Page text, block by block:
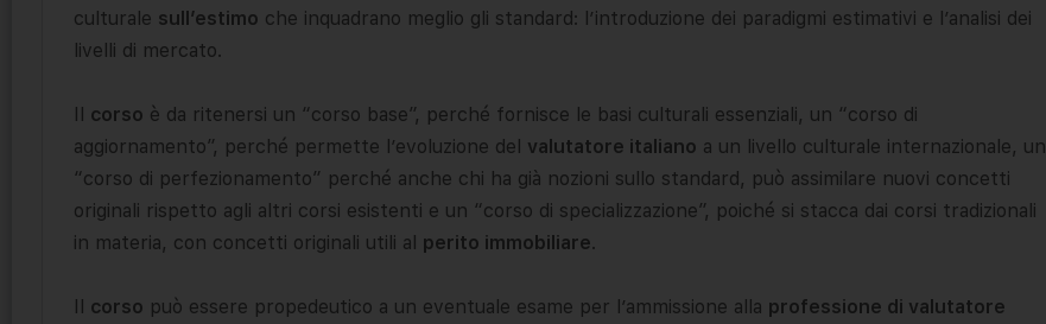
culturale sull’estimo che inquadrano meglio gli standard: l’introduzione dei paradigmi estimativi e l’analisi dei
livelli di mercato.
Il corso è da ritenersi un “corso base”, perché fornisce le basi culturali essenziali, un “corso di
aggiornamento”, perché permette l’evoluzione del valutatore italiano a un livello culturale internazionale, un
“corso di perfezionamento” perché anche chi ha già nozioni sullo standard, può assimilare nuovi concetti
originali rispetto agli altri corsi esistenti e un “corso di specializzazione”, poiché si stacca dai corsi tradizionali
in materia, con concetti originali utili al perito immobiliare.
Il corso può essere propedeutico a un eventuale esame per l’ammissione alla professione di valutatore